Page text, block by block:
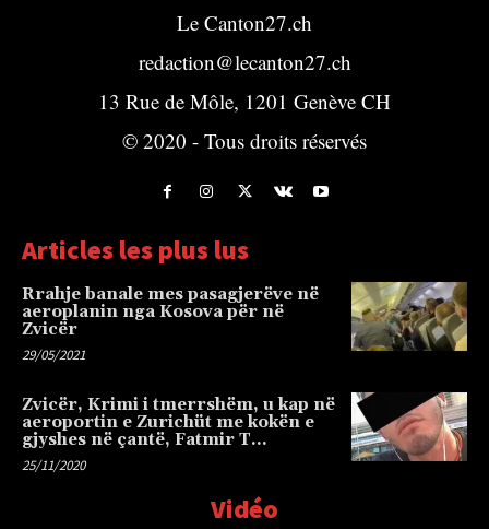
Le Canton27.ch
redaction@lecanton27.ch
13 Rue de Môle, 1201 Genève CH
© 2020 - Tous droits réservés
Articles les plus lus
Rrahje banale mes pasagjerëve në
aeroplanin nga Kosova për në
Zvicër
29/05/2021
Zvicër, Krimi i tmerrshëm, u kap në
aeroportin e Zurichüt me kokën e
gjyshes në çantë, Fatmir T…
25/11/2020
Vidéo